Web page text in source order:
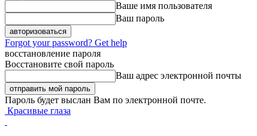
Ваше имя пользователя
Ваш пароль
Forgot your password? Get help
восстановление пароля
Восстановите свой пароль
Ваш адрес электронной почты
Пароль будет выслан Вам по электронной почте.
Красивые глаза